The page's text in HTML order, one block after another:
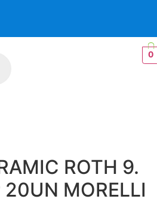
0
ROTH 9.
MORELLI